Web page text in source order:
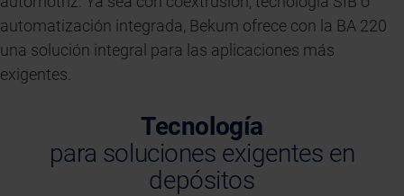
automatización integrada, Bekum ofrece con la BA 220
una solución integral para las aplicaciones más
exigentes.
Tecnología
para soluciones exigentes en
depósitos